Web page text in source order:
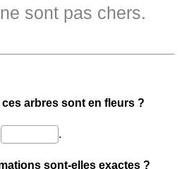
ne sont pas chers.